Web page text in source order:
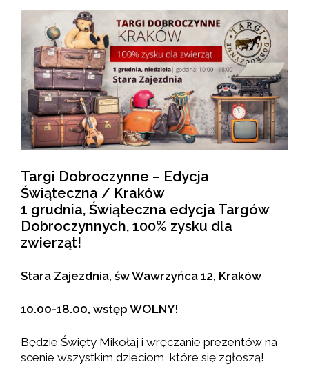
Targi Dobroczynne – Edycja
Świąteczna / Kraków
1 grudnia, Świąteczna edycja Targów
Dobroczynnych, 100% zysku dla
zwierząt!
Stara Zajezdnia, św Wawrzyńca 12, Kraków
10.00-18.00, wstęp WOLNY!
Będzie Święty Mikołaj i wręczanie prezentów na
scenie wszystkim dzieciom, które się zgłoszą!